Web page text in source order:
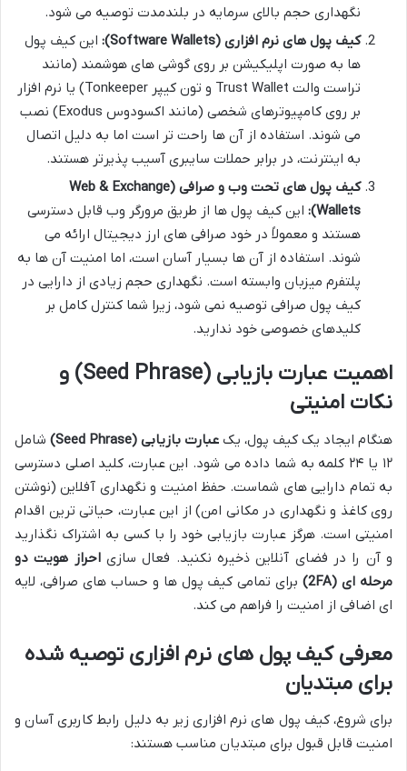
نگهداری حجم بالای سرمایه در بلندمدت توصیه می شود.
کیف پول های نرم افزاری (Software Wallets):
این کیف پول
ها به صورت اپلیکیشن بر روی گوشی های هوشمند (مانند
تراست والت Trust Wallet و تون کیپر Tonkeeper) یا نرم افزار
بر روی کامپیوترهای شخصی (مانند اکسودوس Exodus) نصب
می شوند. استفاده از آن ها راحت تر است اما به دلیل اتصال
به اینترنت، در برابر حملات سایبری آسیب پذیرتر هستند.
کیف پول های تحت وب و صرافی (Web & Exchange
Wallets):
این کیف پول ها از طریق مرورگر وب قابل دسترسی
هستند و معمولاً در خود صرافی های ارز دیجیتال ارائه می
شوند. استفاده از آن ها بسیار آسان است، اما امنیت آن ها به
پلتفرم میزبان وابسته است. نگهداری حجم زیادی از دارایی در
کیف پول صرافی توصیه نمی شود، زیرا شما کنترل کامل بر
کلیدهای خصوصی خود ندارید.
اهمیت عبارت بازیابی (Seed Phrase) و
نکات امنیتی
هنگام ایجاد یک کیف پول، یک عبارت بازیابی (Seed Phrase)
شامل
۱۲ یا ۲۴ کلمه به شما داده می شود. این عبارت، کلید اصلی دسترسی
به تمام دارایی های شماست. حفظ امنیت و نگهداری آفلاین (نوشتن
روی کاغذ و نگهداری در مکانی امن) از این عبارت، حیاتی ترین اقدام
امنیتی است. هرگز عبارت بازیابی خود را با کسی به اشتراک نگذارید
و آن را در فضای آنلاین ذخیره نکنید. فعال سازیاحراز هویت دو
مرحله ای (2FA)
برای تمامی کیف پول ها و حساب های صرافی، لایه
ای اضافی از امنیت را فراهم می کند.
معرفی کیف پول های نرم افزاری توصیه شده
برای مبتدیان
برای شروع، کیف پول های نرم افزاری زیر به دلیل رابط کاربری آسان و
امنیت قابل قبول برای مبتدیان مناسب هستند: